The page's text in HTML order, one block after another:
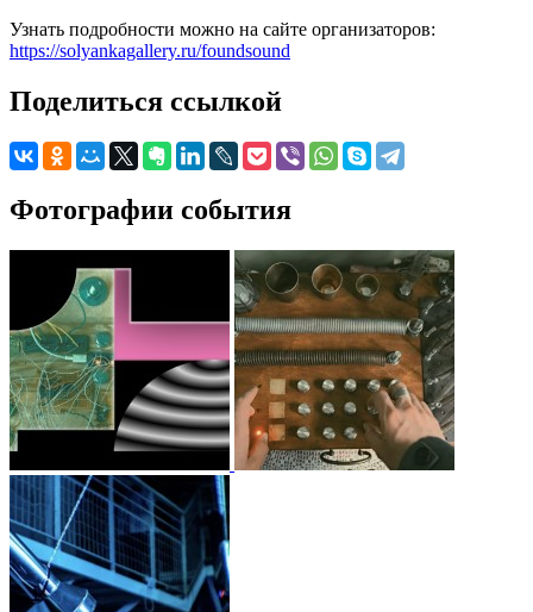
Узнать подробности можно на сайте организаторов:
https://solyankagallery.ru/foundsound
Поделиться ссылкой
Фотографии события